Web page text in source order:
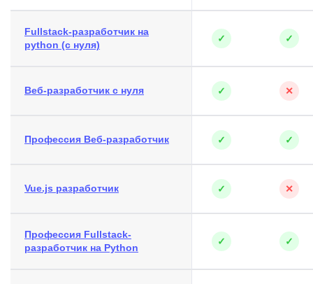
Fullstack-разработчик на
python (с нуля)
✓ ✓
Веб-разработчик с нуля ✓ ✕
Профессия Веб-разработчик ✓ ✓
Vue.js разработчик ✓ ✕
Профессия Fullstack-
разработчик на Python
✓ ✓